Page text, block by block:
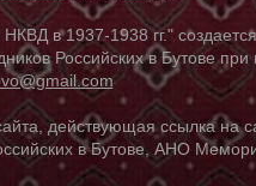
в 1937-1938 гг."
Российских в Бутове
действующая ссылка на
в Бутове, АНО